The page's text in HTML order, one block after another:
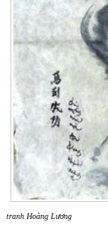
tranh Hoàng Lương